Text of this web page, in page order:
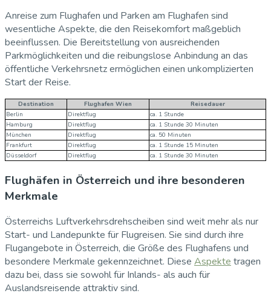
Anreise zum Flughafen und Parken am Flughafen sind
wesentliche Aspekte, die den Reisekomfort maßgeblich
beeinflussen. Die Bereitstellung von ausreichenden
Parkmöglichkeiten und die reibungslose Anbindung an das
öffentliche Verkehrsnetz ermöglichen einen unkomplizierten
Start der Reise.
Destination Flughafen Wien
Reisedauer
Berlin
Direktflug
ca. 1 Stunde
Hamburg
Direktflug
ca. 1 Stunde 30 Minuten
München
Direktflug
ca. 50 Minuten
Frankfurt
Direktflug
ca. 1 Stunde 15 Minuten
Düsseldorf
Direktflug ca. 1 Stunde 30 Minuten
Flughäfen in Österreich und ihre besonderen
Merkmale
Österreichs Luftverkehrsdrehscheiben sind weit mehr als nur
Start- und Landepunkte für Flugreisen. Sie sind durch ihre
Flugangebote in Österreich, die Größe des Flughafens und
besondere Merkmale gekennzeichnet. Diese Aspekte tragen
dazu bei, dass sie sowohl für Inlands- als auch für
Auslandsreisende attraktiv sind.